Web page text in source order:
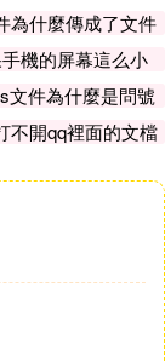
為什麼傳成了文件
夾
機的屏幕這么小
文件為什麼是問號
不開qq裡面的文檔